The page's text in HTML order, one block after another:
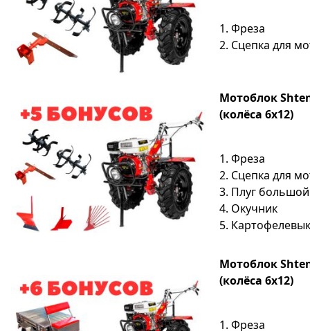
1. Фреза
2. Сцепка для
Мотоблок
(колёса 6х12)
1. Фреза
2. Сцепка для
3. Плуг большой
4. Окучник
5.
Мотоблок
(колёса 6х12)
1. Фреза